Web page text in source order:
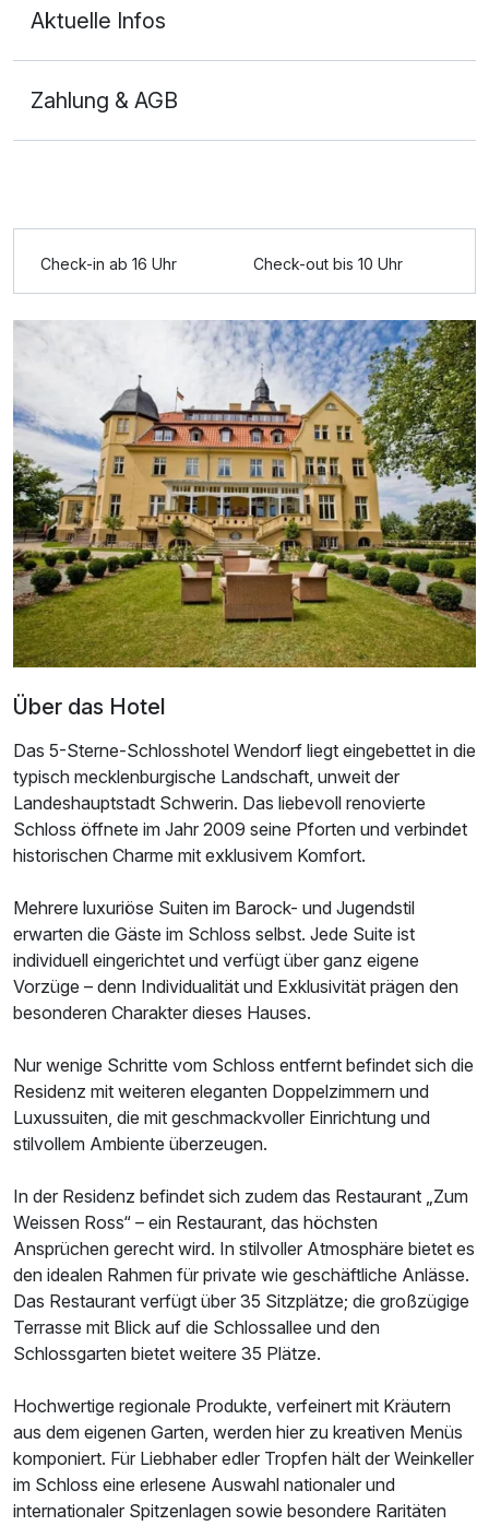
Zusatznächte
Für 7 Tage p.P. ab649,00 €
Chalet
2 Erwachsene und 2 Kinder
Ausstattung
Zusatznächte
Für 7 Tage p.P. ab729,00 €
Doppelzimmer Nebenhaus
2 Erwachsene und 1 Kind
Ausstattung
Aktuelle Infos
Zahlung & AGB
Check-in ab 16 Uhr Check-out bis 10 Uhr
Über das Hotel
Das 5-Sterne-Schlosshotel Wendorf liegt eingebettet in die
typisch mecklenburgische Landschaft, unweit der
Landeshauptstadt Schwerin. Das liebevoll renovierte
Schloss öffnete im Jahr 2009 seine Pforten und verbindet
historischen Charme mit exklusivem Komfort.
Mehrere luxuriöse Suiten im Barock- und Jugendstil
erwarten die Gäste im Schloss selbst. Jede Suite ist
individuell eingerichtet und verfügt über ganz eigene
Vorzüge – denn Individualität und Exklusivität prägen den
besonderen Charakter dieses Hauses.
Nur wenige Schritte vom Schloss entfernt befindet sich die
Residenz mit weiteren eleganten Doppelzimmern und
Luxussuiten, die mit geschmackvoller Einrichtung und
stilvollem Ambiente überzeugen.
In der Residenz befindet sich zudem das Restaurant „Zum
Weissen Ross“ – ein Restaurant, das höchsten
Ansprüchen gerecht wird. In stilvoller Atmosphäre bietet es
den idealen Rahmen für private wie geschäftliche Anlässe.
Das Restaurant verfügt über 35 Sitzplätze; die großzügige
Terrasse mit Blick auf die Schlossallee und den
Schlossgarten bietet weitere 35 Plätze.
Hochwertige regionale Produkte, verfeinert mit Kräutern
aus dem eigenen Garten, werden hier zu kreativen Menüs
komponiert. Für Liebhaber edler Tropfen hält der Weinkeller
im Schloss eine erlesene Auswahl nationaler und
internationaler Spitzenlagen sowie besondere Raritäten